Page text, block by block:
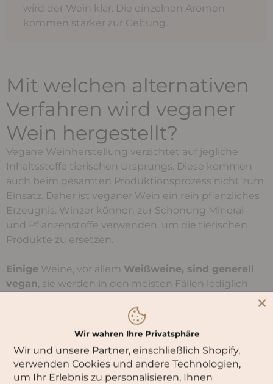
wird der Wein klar. Die einzelnen Aromen
kommen stärker zur Geltung.
Mit welchen alternativen
Verfahren wird veganer
Wein hergestellt?
Vegane Weinherstellung verzichtet auf jegliche
Inhaltsstoffe tierischen Ursprungs. Diese kommen
auch beim gesamten Produktionsprozess nicht zum
Einsatz. Daher ist veganer Wein ein rein pflanzliches
Erzeugnis. Winzer können zur Schönung Mineral-
und Pflanzenstoffe verwenden, um die tierischen
Produkte zu ersetzen.
Einige Weine, vor allem Weißweine, sind generell
vegan, sie werden in den meisten Fällen lediglich
in veganer Herstellung lassen sich ohne
behandeln, die
nicht tierischen Ursprungs sind und deren
Verwendung sich nicht auf den Geschmack auswirkt.
Wir wahren Ihre Privatsphäre
Wir und unsere Partner, einschließlich Shopify,
verwenden Cookies und andere Technologien,
um Ihr Erlebnis zu personalisieren, Ihnen